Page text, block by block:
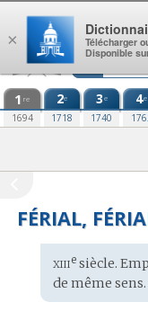
Aller au contenu
1 re
1694
2e
1718
3e
1740
4e
FÉRIAL,
Étymologie
:
xiiiesiècle.
de même sens.
×
Télécharger
Disponible